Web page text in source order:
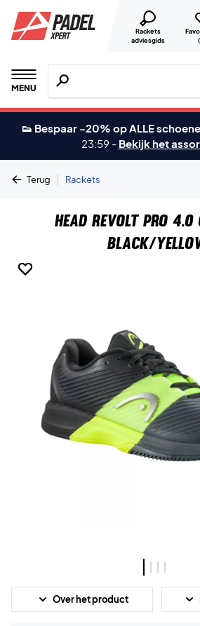
Rackets
adviesgids
(
MENU
Zoeken naar producten,
👟 Bespaar -20% op ALLE
23:59 - Bekijk het
Terug | Rackets
Head Revolt Pro 4.0
Black/
Over het product